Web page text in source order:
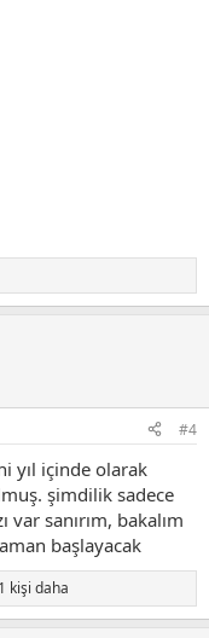
#4
yıl içinde olarak
şimdilik sadece
sanırım, bakalım
başlayacak
kişi daha